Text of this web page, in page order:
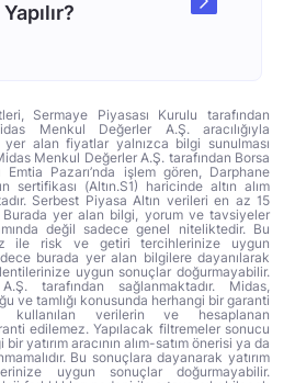
Sermaye Piyasası Kurulu tarafından
Menkul Değerler A.Ş. aracılığıyla
yer alan fiyatlar yalnızca bilgi sunulması
Menkul Değerler A.Ş. tarafından Borsa
Pazarı’nda işlem gören, Darphane
sertifikası (Altın.S1) haricinde altın alım
Serbest Piyasa Altın verileri en az 15
yer alan bilgi, yorum ve tavsiyeler
değil sadece genel niteliktedir. Bu
ile risk ve getiri tercihlerinize uygun
burada yer alan bilgilere dayanılarak
uygun sonuçlar doğurmayabilir.
tarafından sağlanmaktadır. Midas,
ve tamlığı konusunda herhangi bir garanti
kullanılan verilerin ve hesaplanan
edilemez. Yapılacak filtremeler sonucu
yatırım aracının alım-satım önerisi ya da
Bu sonuçlara dayanarak yatırım
uygun sonuçlar doğurmayabilir.